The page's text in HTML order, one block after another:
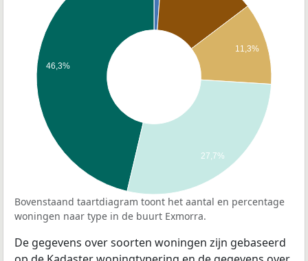
11,3%
46,3%
27,7%
Bovenstaand taartdiagram toont het aantal en percentage
woningen naar type in de buurt Exmorra.
De gegevens over soorten woningen zijn gebaseerd